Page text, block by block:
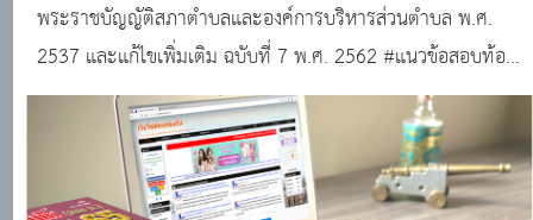
องค์การบริหารส่วนตำบล พ.ศ. 2537 และแก้ไขเพิ่มเติม
ฉบับที่ 7 พ.ศ. 2562 #แนวข้อสอบออนไลน์
พระราชบัญญัติสภาตำบลและองค์การบริหารส่วนตำบล พ.ศ.
2537 และแก้ไขเพิ่มเติม ฉบับที่ 7 พ.ศ. 2562 #แนวข้อสอบท้อง
ถิ่นฟรี ! #ทำแบบทดสอบฟรี!!! #ข้อสอบท้องถิ่นฟรี !!! #สอบ
บรรจุท้องถิ่น #แหล่งเรียนรู้ของคนท้องถิ่น #ติวสอบออนไลน์
#แนวข้อสอบออนไลน์